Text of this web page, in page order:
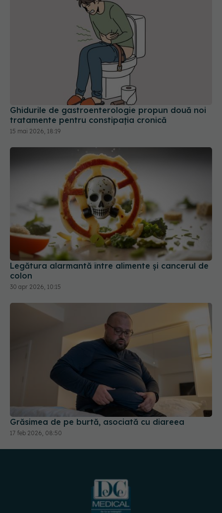
Ghidurile de gastroenterologie propun două noi
tratamente pentru constipația cronică
15 mai 2026, 18:19
Legătura alarmantă între alimente și cancerul de
colon
30 apr 2026, 10:15
Grăsimea de pe burtă, asociată cu diareea
URMĂREȘTE-NE PE: